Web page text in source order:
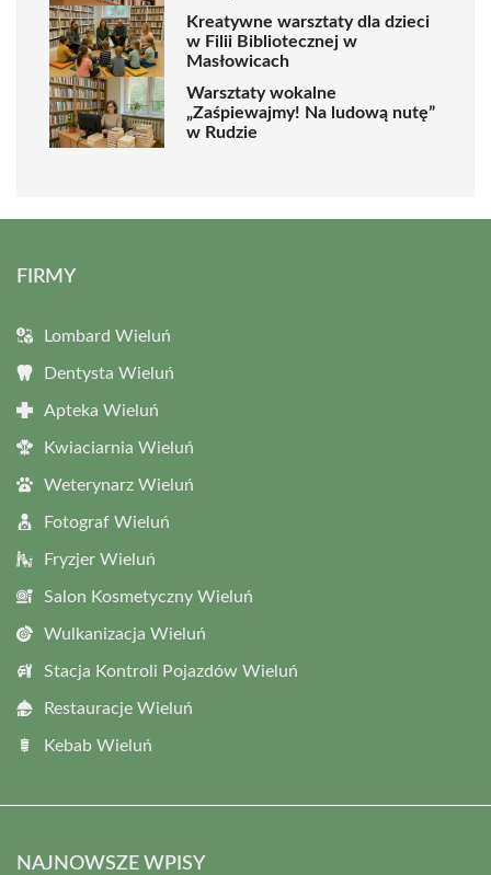
Kreatywne warsztaty dla dzieci
w Filii Bibliotecznej w
Masłowicach
Warsztaty wokalne
„Zaśpiewajmy! Na ludową nutę”
w Rudzie
FIRMY
Lombard Wieluń
Dentysta Wieluń
Apteka Wieluń
Kwiaciarnia Wieluń
Weterynarz Wieluń
Fotograf Wieluń
Fryzjer Wieluń
Salon Kosmetyczny Wieluń
Wulkanizacja Wieluń
Stacja Kontroli Pojazdów Wieluń
Restauracje Wieluń
Kebab Wieluń
NAJNOWSZE WPISY